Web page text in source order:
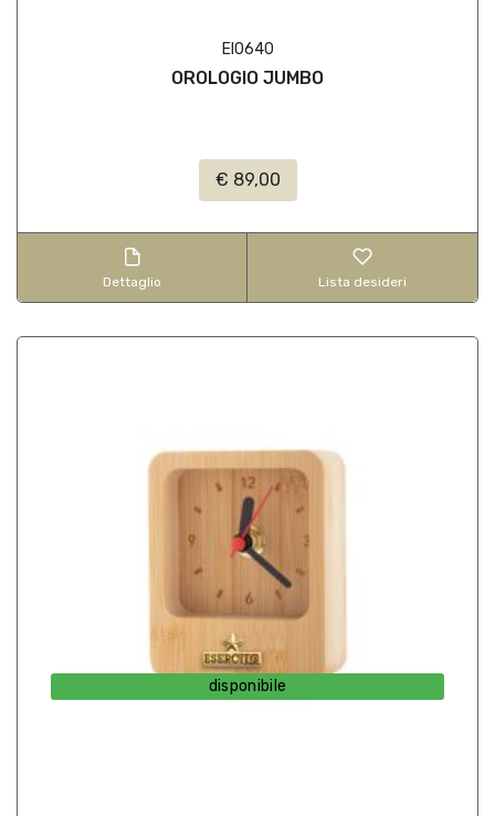
EI0640
OROLOGIO JUMBO
€ 89,00
Dettaglio Lista desideri
disponibile